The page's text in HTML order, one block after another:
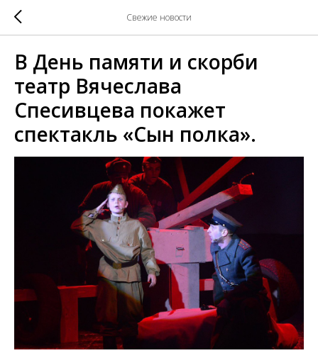
Свежие новости
В День памяти и скорби
театр Вячеслава
Спесивцева покажет
спектакль «Сын полка».